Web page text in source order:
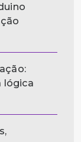
lógica